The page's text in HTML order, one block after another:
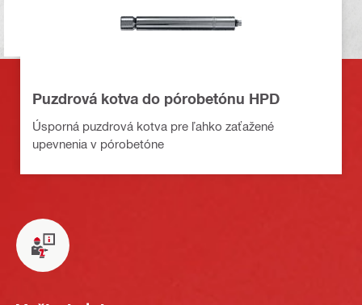
Puzdrová kotva do pórobetónu HPD
Úsporná puzdrová kotva pre ľahko zaťažené
upevnenia v pórobetóne